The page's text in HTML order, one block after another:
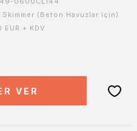
Skimmer (Beton Havuzlar için)
EUR + KDV
VER